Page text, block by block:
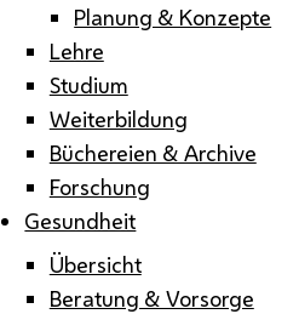
Planung & Konzepte
Lehre
Studium
Weiterbildung
Büchereien & Archive
Forschung
Gesundheit
Übersicht
Beratung & Vorsorge